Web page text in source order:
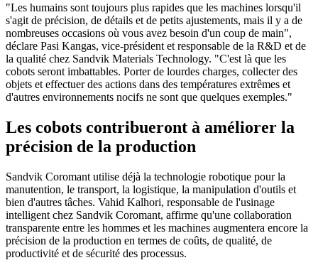
"Les humains sont toujours plus rapides que les machines lorsqu'il
s'agit de précision, de détails et de petits ajustements, mais il y a de
nombreuses occasions où vous avez besoin d'un coup de main",
déclare Pasi Kangas, vice-président et responsable de la R&D et de
la qualité chez Sandvik Materials Technology. "C'est là que les
cobots seront imbattables. Porter de lourdes charges, collecter des
objets et effectuer des actions dans des températures extrêmes et
d'autres environnements nocifs ne sont que quelques exemples."
Les cobots contribueront à améliorer la
précision de la production
Sandvik Coromant utilise déjà la technologie robotique pour la
manutention, le transport, la logistique, la manipulation d'outils et
bien d'autres tâches. Vahid Kalhori, responsable de l'usinage
intelligent chez Sandvik Coromant, affirme qu'une collaboration
transparente entre les hommes et les machines augmentera encore la
précision de la production en termes de coûts, de qualité, de
productivité et de sécurité des processus.